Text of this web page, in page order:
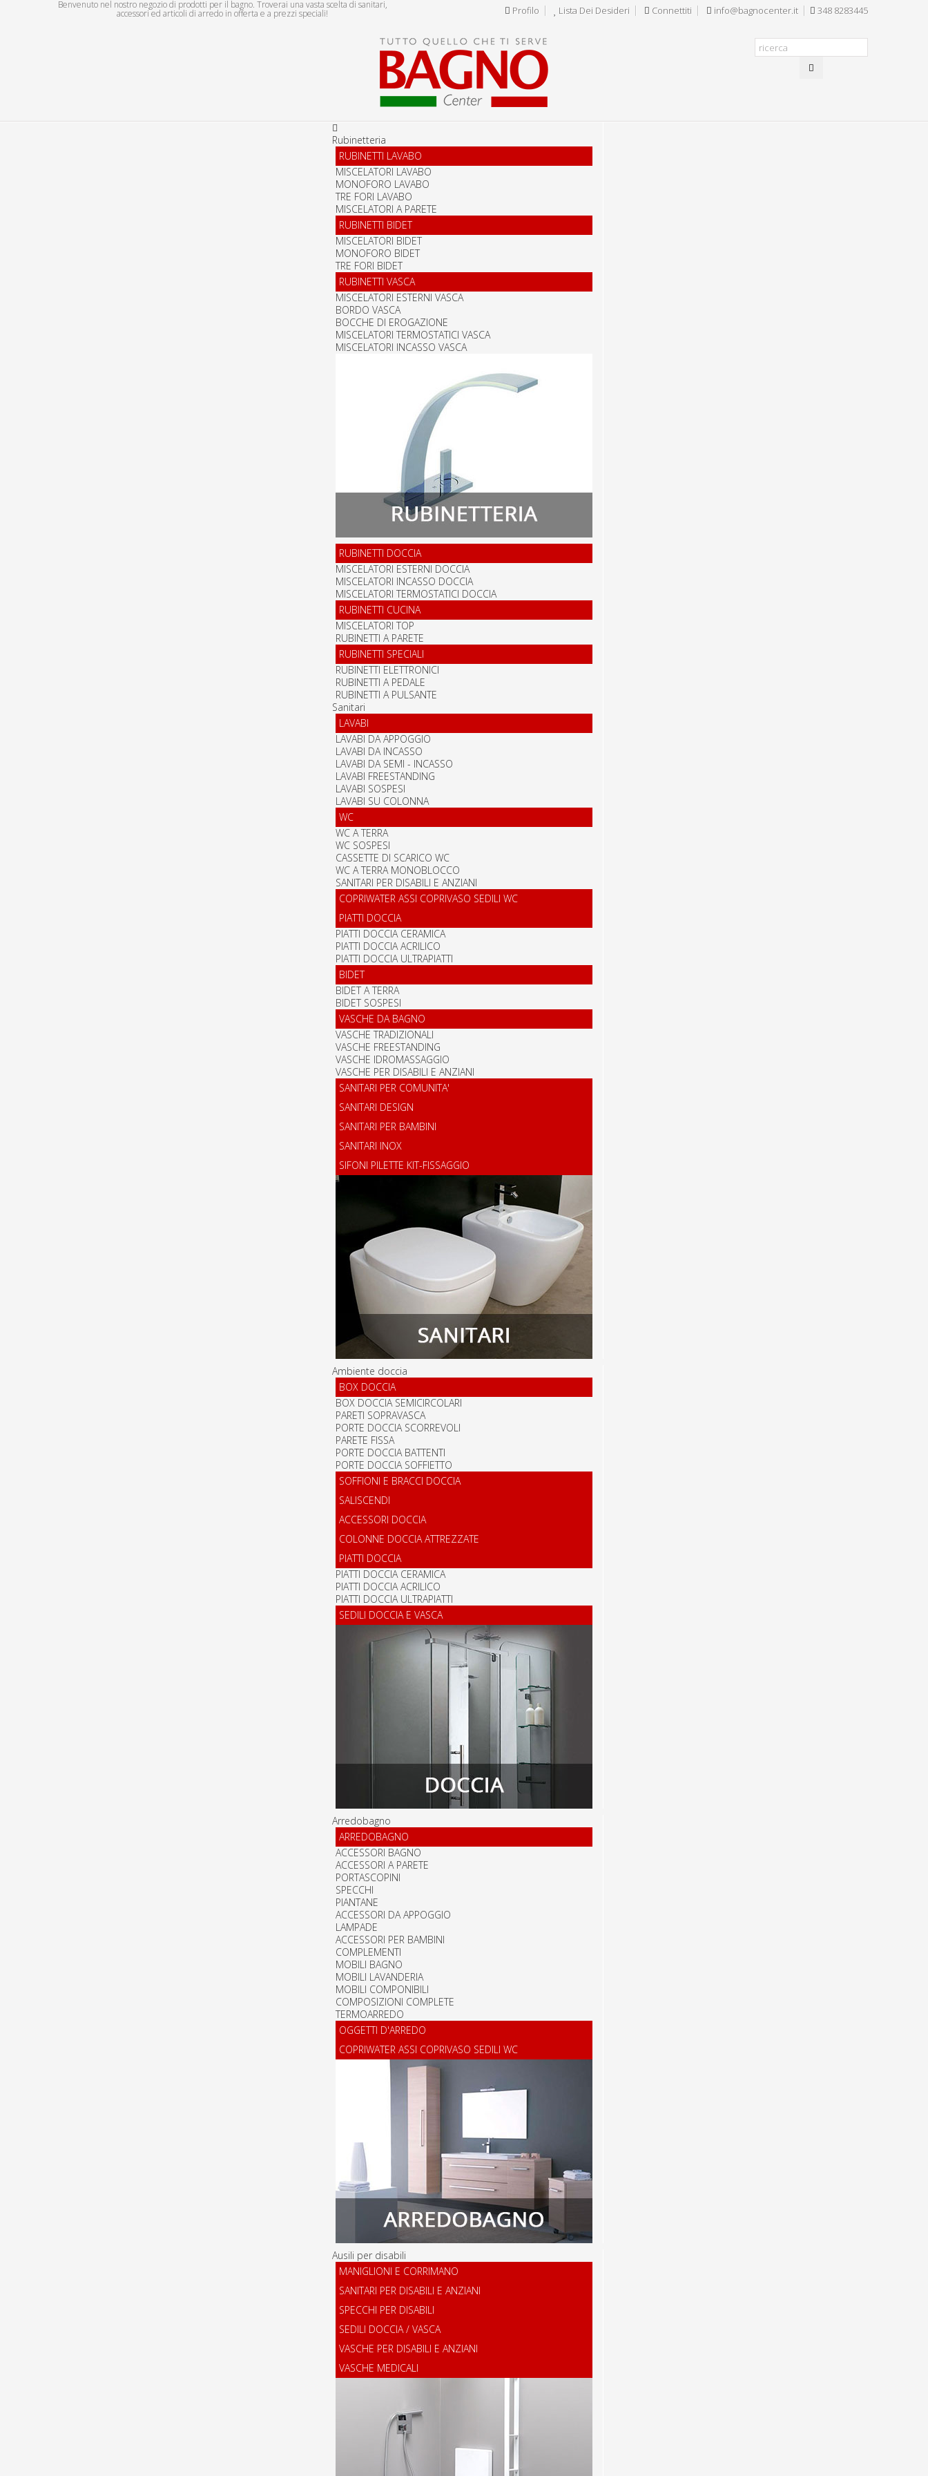
Profilo Lista Dei Desideri Connettiti info@bagnocenter.it 348 8283445
Benvenuto nel nostro negozio di prodotti per il bagno. Troverai una vasta scelta di sanitari,
accessori ed articoli di arredo in offerta e a prezzi speciali!
Rubinetteria
RUBINETTI LAVABO
MISCELATORI LAVABO
MONOFORO LAVABO
TRE FORI LAVABO
MISCELATORI A PARETE
RUBINETTI BIDET
MISCELATORI BIDET
MONOFORO BIDET
TRE FORI BIDET
RUBINETTI VASCA
MISCELATORI ESTERNI VASCA
BORDO VASCA
BOCCHE DI EROGAZIONE
MISCELATORI TERMOSTATICI VASCA
MISCELATORI INCASSO VASCA
RUBINETTI DOCCIA
MISCELATORI ESTERNI DOCCIA
MISCELATORI INCASSO DOCCIA
MISCELATORI TERMOSTATICI DOCCIA
RUBINETTI CUCINA
MISCELATORI TOP
RUBINETTI A PARETE
RUBINETTI SPECIALI
RUBINETTI ELETTRONICI
RUBINETTI A PEDALE
RUBINETTI A PULSANTE
Sanitari
LAVABI
LAVABI DA APPOGGIO
LAVABI DA INCASSO
LAVABI DA SEMI - INCASSO
LAVABI FREESTANDING
LAVABI SOSPESI
LAVABI SU COLONNA
WC
WC A TERRA
WC SOSPESI
CASSETTE DI SCARICO WC
WC A TERRA MONOBLOCCO
SANITARI PER DISABILI E ANZIANI
COPRIWATER ASSI COPRIVASO SEDILI WC
PIATTI DOCCIA
PIATTI DOCCIA CERAMICA
PIATTI DOCCIA ACRILICO
PIATTI DOCCIA ULTRAPIATTI
BIDET
BIDET A TERRA
BIDET SOSPESI
VASCHE DA BAGNO
VASCHE TRADIZIONALI
VASCHE FREESTANDING
VASCHE IDROMASSAGGIO
VASCHE PER DISABILI E ANZIANI
SANITARI PER COMUNITA'
SANITARI DESIGN
SANITARI PER BAMBINI
SANITARI INOX
SIFONI PILETTE KIT-FISSAGGIO
Ambiente doccia
BOX DOCCIA
BOX DOCCIA SEMICIRCOLARI
PARETI SOPRAVASCA
PORTE DOCCIA SCORREVOLI
PARETE FISSA
PORTE DOCCIA BATTENTI
PORTE DOCCIA SOFFIETTO
SOFFIONI E BRACCI DOCCIA
SALISCENDI
ACCESSORI DOCCIA
COLONNE DOCCIA ATTREZZATE
PIATTI DOCCIA
PIATTI DOCCIA CERAMICA
PIATTI DOCCIA ACRILICO
PIATTI DOCCIA ULTRAPIATTI
SEDILI DOCCIA E VASCA
Arredobagno
ARREDOBAGNO
ACCESSORI BAGNO
ACCESSORI A PARETE
PORTASCOPINI
SPECCHI
PIANTANE
ACCESSORI DA APPOGGIO
LAMPADE
ACCESSORI PER BAMBINI
COMPLEMENTI
MOBILI BAGNO
MOBILI LAVANDERIA
MOBILI COMPONIBILI
COMPOSIZIONI COMPLETE
TERMOARREDO
OGGETTI D'ARREDO
COPRIWATER ASSI COPRIVASO SEDILI WC
Ausili per disabili
MANIGLIONI E CORRIMANO
SANITARI PER DISABILI E ANZIANI
SPECCHI PER DISABILI
SEDILI DOCCIA / VASCA
VASCHE PER DISABILI E ANZIANI
VASCHE MEDICALI